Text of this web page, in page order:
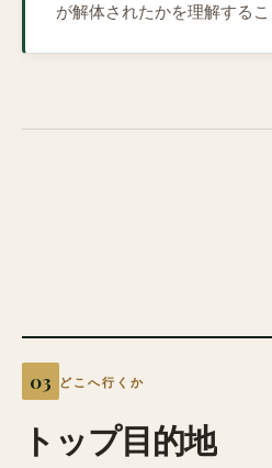
が解体されたかを理解するこ
どこへ行くか
トップ目的地